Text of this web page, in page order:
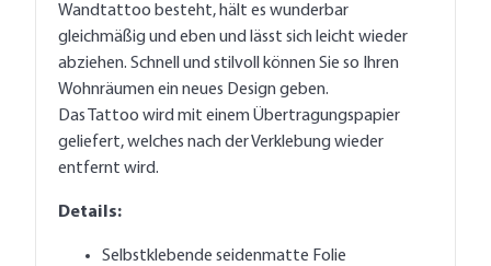
Wandtattoo besteht, hält es wunderbar
gleichmäßig und eben und lässt sich leicht wieder
abziehen. Schnell und stilvoll können Sie so Ihren
Wohnräumen ein neues Design geben.
Das Tattoo wird mit einem Übertragungspapier
geliefert, welches nach der Verklebung wieder
entfernt wird.
Details:
Selbstklebende seidenmatte Folie